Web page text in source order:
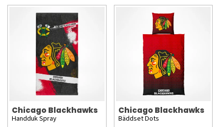
Chicago Blackhawks
Handduk Spray
Chicago Blackhawks
Bäddset Dots